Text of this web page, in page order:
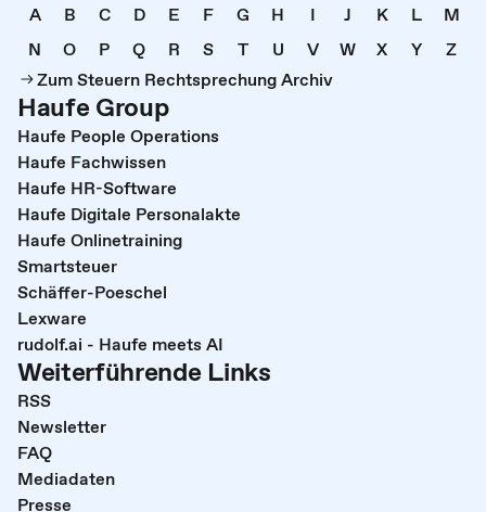
A B C D E F G H I J K L
M
N
O P Q R S T U V W X Y
Z
Zum Steuern Rechtsprechung Archiv
Haufe Group
Haufe People Operations
Haufe Fachwissen
Haufe HR-Software
Haufe Digitale Personalakte
Haufe Onlinetraining
Smartsteuer
Schäffer-Poeschel
Lexware
rudolf.ai - Haufe meets AI
Weiterführende Links
RSS
Newsletter
FAQ
Mediadaten
Presse